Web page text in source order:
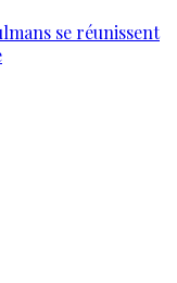
se réunissent